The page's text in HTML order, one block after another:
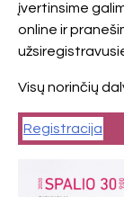
įvertinsime
online ir
Visų norinčių
Registracija